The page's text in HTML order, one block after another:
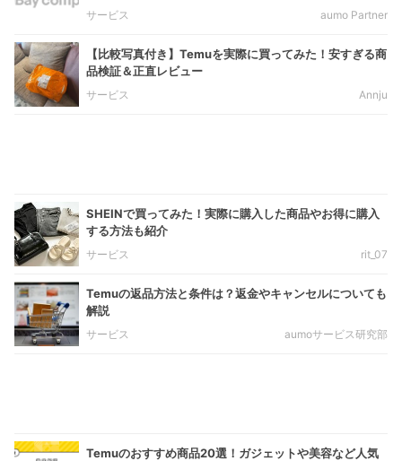
サービス aumo Partner
【比較写真付き】Temuを実際に買ってみた！安すぎる商
品検証＆正直レビュー
サービス Annju
SHEINで買ってみた！実際に購入した商品やお得に購入
する方法も紹介
サービス rit_07
Temuの返品方法と条件は？返金やキャンセルについても
解説
サービス aumoサービス研究部
Temuのおすすめ商品20選！ガジェットや美容など人気